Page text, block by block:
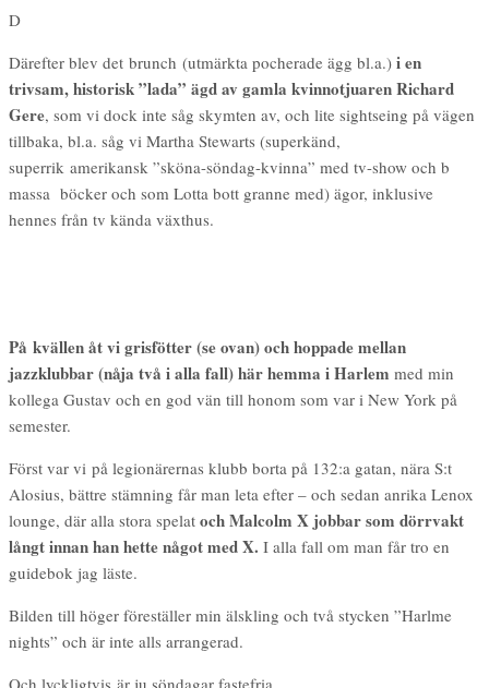
D
Därefter blev det brunch (utmärkta pocherade ägg bl.a.) i en
trivsam, historisk ”lada” ägd av gamla kvinnotjuaren Richard
Gere, som vi dock inte såg skymten av, och lite sightseing på vägen
tillbaka, bl.a. såg vi Martha Stewarts (superkänd,
superrik amerikansk ”sköna-söndag-kvinna” med tv-show och b
massa böcker och som Lotta bott granne med) ägor, inklusive
hennes från tv kända växthus.
På kvällen åt vi grisfötter (se ovan) och hoppade mellan
jazzklubbar (nåja två i alla fall) här hemma i Harlem med min
kollega Gustav och en god vän till honom som var i New York på
semester.
Först var vi på legionärernas klubb borta på 132:a gatan, nära S:t
Alosius, bättre stämning får man leta efter – och sedan anrika Lenox
lounge, där alla stora spelat och Malcolm X jobbar som dörrvakt
långt innan han hette något med X. I alla fall om man får tro en
guidebok jag läste.
Bilden till höger föreställer min älskling och två stycken ”Harlme
nights” och är inte alls arrangerad.